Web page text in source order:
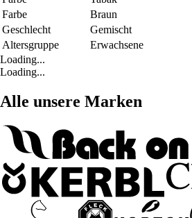
Farbe
Braun
Geschlecht
Gemischt
Altersgruppe
Erwachsene
Loading...
Loading...
Alle unsere Marken